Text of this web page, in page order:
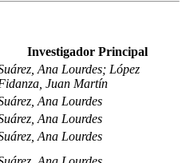
Investigador Principal
Ana Lourdes; López
Juan Martín
Ana Lourdes
Ana Lourdes
Ana Lourdes